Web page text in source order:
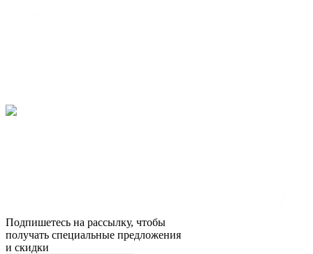
Подпишетесь на рассылку, чтобы
получать специальные предложения
и скидки